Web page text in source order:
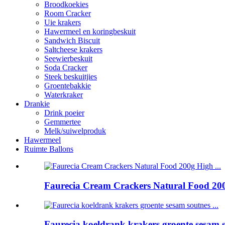
Broodkoekies
Room Cracker
Uie krakers
Hawermeel en koringbeskuit
Sandwich Biscuit
Saltcheese krakers
Seewierbeskuit
Soda Cracker
Steek beskuitjies
Groentebakkie
Waterkraker
Drankie
Drink poeier
Gemmertee
Melk/suiwelproduk
Hawermeel
Ruimte Ballons
Faurecia Cream Crackers Natural Food